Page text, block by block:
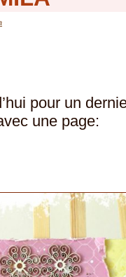
pour un
une page: